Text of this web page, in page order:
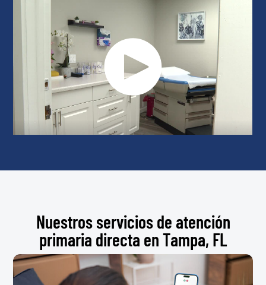
Nuestros servicios de atención
primaria directa en Tampa, FL